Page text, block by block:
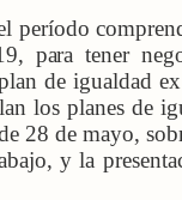
período
para tener
de igualdad
los planes de
28 de mayo,
y la